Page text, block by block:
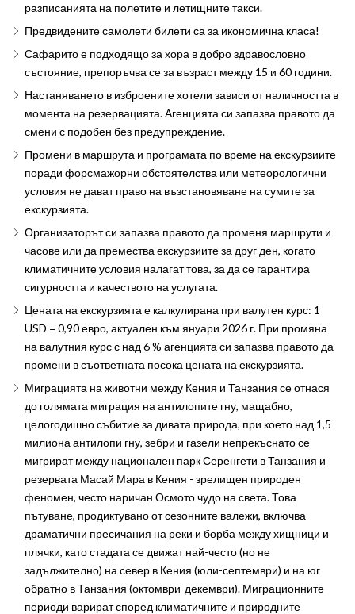
разписанията на полетите и летищните такси.
Предвидените самолети билети са за икономична класа!
Сафарито е подходящо за хора в добро здравословно
състояние, препоръчва се за възраст между 15 и 60 години.
Настаняването в изброените хотели зависи от наличността в
момента на резервацията. Агенцията си запазва правото да
смени с подобен без предупреждение.
Промени в маршрута и програмата по време на екскурзиите
поради форсмажорни обстоятелства или метеорологични
условия не дават право на възстановяване на сумите за
екскурзията.
Организаторът си запазва правото да променя маршрути и
часове или да премества екскурзиите за друг ден, когато
климатичните условия налагат това, за да се гарантира
сигурността и качеството на услугата.
Цената на екскурзията е калкулирана при валутен курс: 1
USD = 0,90 евро, актуален към януари 2026 г. При промяна
на валутния курс с над 6 % агенцията си запазва правото да
промени в съответната посока цената на екскурзията.
Миграцията на животни между Кения и Танзания се отнася
до голямата миграция на антилопите гну, мащабно,
целогодишно събитие за дивата природа, при което над 1,5
милиона антилопи гну, зебри и газели непрекъснато се
мигрират между национален парк Серенгети в Танзания и
резервата Масай Мара в Кения - зрелищен природен
феномен, често наричан Осмото чудо на света. Това
пътуване, продиктувано от сезонните валежи, включва
драматични пресичания на реки и борба между хищници и
плячки, като стадата се движат най-често (но не
задължително) на север в Кения (юли-септември) и на юг
обратно в Танзания (октомври-декември). Миграционните
периоди варират според климатичните и природните